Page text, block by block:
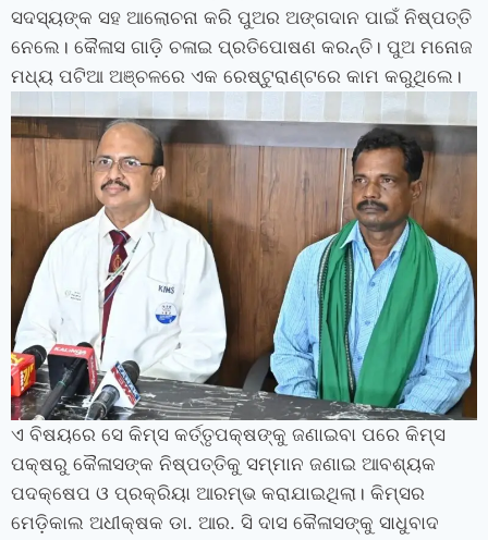
ସଦସ୍ୟଙ୍କ ସହ ଆଲୋଚନା କରି ପୁଅର ଅଙ୍ଗଦାନ ପାଇଁ ନିଷ୍ପତ୍ତି
ନେଲେ। କୈଳାସ ଗାଡ଼ି ଚଳାଇ ପ୍ରତିପୋଷଣ କରନ୍ତି। ପୁଅ ମନୋଜ
ମଧ୍ୟ ପଟିଆ ଅଞ୍ଚଳରେ ଏକ ରେଷ୍ଟୁରାଣ୍ଟରେ କାମ କରୁଥିଲେ।
ଏ ବିଷୟରେ ସେ କିମ୍‍ସ କର୍ତ୍ତୃପକ୍ଷଙ୍କୁ ଜଣାଇବା ପରେ କିମ୍‍ସ
ପକ୍ଷରୁ କୈଳାସଙ୍କ ନିଷ୍ପତ୍ତିକୁ ସମ୍ମାନ ଜଣାଇ ଆବଶ୍ୟକ
ପଦକ୍ଷେପ ଓ ପ୍ରକ୍ରିୟା ଆରମ୍ଭ କରାଯାଇଥିଲା। କିମ୍‍ସର
ମେଡ଼ିକାଲ ଅଧୀକ୍ଷକ ଡା. ଆର. ସି ଦାସ କୈଳାସଙ୍କୁ ସାଧୁବାଦ